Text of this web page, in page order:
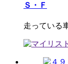
Ｓ・Ｆ
走っている